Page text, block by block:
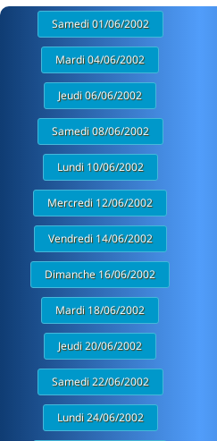
Samedi 01/06/2002
Mardi 04/06/2002
Jeudi 06/06/2002
Samedi 08/06/2002
Lundi 10/06/2002
Mercredi 12/06/2002
Vendredi 14/06/2002
Dimanche 16/06/2002
Mardi 18/06/2002
Jeudi 20/06/2002
Samedi 22/06/2002
Lundi 24/06/2002